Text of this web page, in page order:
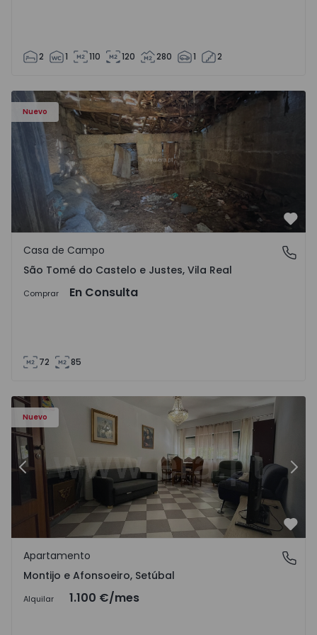
2 1 110 120 280 1 2
Nuevo
Casa Vila Real, São Tomé do Castelo e Justes - 1575189 - 1
São Tomé do Castelo e Justes, Vila Real
Casa de Campo
São Tomé do Castelo e Justes, Vila Real
Comprar En Consulta
72 85
Nuevo
- 1
Apartamento T2 Montijo, Montijo e Afonsoeiro -
Anterior
Montijo e Afonsoeiro, Setúbal
Apartamento
Montijo e Afonsoeiro, Setúbal
Alquilar 1.100 €/mes